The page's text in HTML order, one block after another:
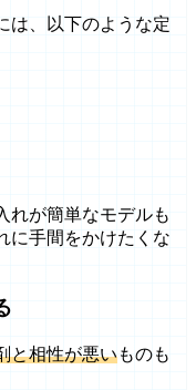
は、以下のような定
れが簡単なモデルも
に手間をかけたくな
と相性が悪いものも